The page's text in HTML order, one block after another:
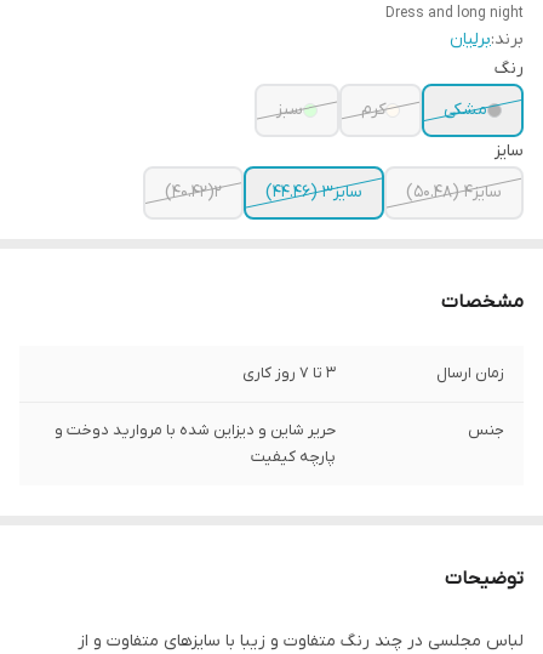
Dress and long night
برند:برلیان
رنگ
مشکی
کرم
سبز
سایز
سایز4 (50.48)
سایز3 (44.46) 2(40.42)
مشخصات
زمان ارسال 3 تا 7 روز کاری
جنس
حریر شاین و دیزاین شده با مروارید دوخت و
پارچه کیفیت
توضیحات
لباس مجلسی در چند رنگ متفاوت و زیبا با سایزهای متفاوت و از